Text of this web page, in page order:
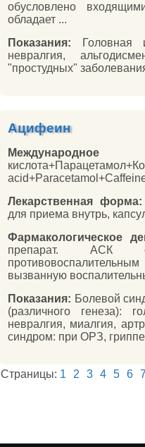
обусловлено
обладает ...
Показания: Головная
невралгия,
"простудных"
Ацифеин
Международное
Лекарственная форма:
для приема внутрь,
Фармакологическое
препарат. АСК
вызванную
Показания: Болевой
(различного генеза):
невралгия, миалгия,
синдром: при ОРЗ,
Страницы: 1 2 3 4 5 6 7